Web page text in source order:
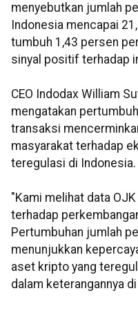
menyebutkan jumlah
Indonesia mencapai
tumbuh 1,43 persen
sinyal positif terhadap
CEO Indodax William
mengatakan
transaksi
masyarakat terhadap
teregulasi di Indonesia.
"Kami melihat data
terhadap
Pertumbuhan jumlah
menunjukkan
aset kripto yang
dalam keterangannya